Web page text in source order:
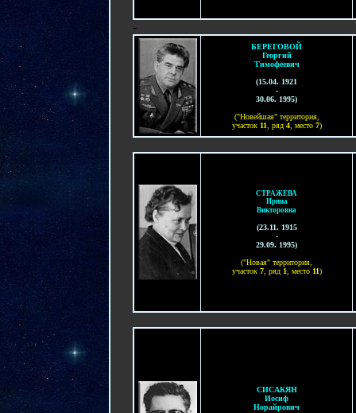
-
БЕРЕГОВОЙ
Георгий
Тимофеевич
(15.04. 1921
-
30.06. 1995)
("Новейшая" территория,
участок 11, ряд 4, место 7)
СТРАЖЕВА
Ирина
Викторовна
(23.11. 1915
-
29.09. 1995)
("Новая" территория,
участок 7, ряд 1, место 11)
СИСАКЯН
Иосиф
Норайрович